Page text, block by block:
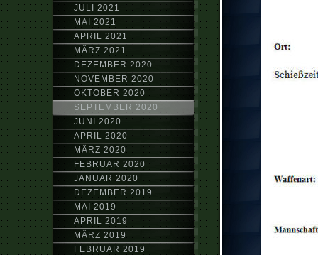
JULI 2021
MAI 2021
APRIL 2021
MÄRZ 2021
DEZEMBER 2020
NOVEMBER 2020
OKTOBER 2020
SEPTEMBER 2020
JUNI 2020
APRIL 2020
MÄRZ 2020
FEBRUAR 2020
JANUAR 2020
DEZEMBER 2019
MAI 2019
APRIL 2019
MÄRZ 2019
FEBRUAR 2019